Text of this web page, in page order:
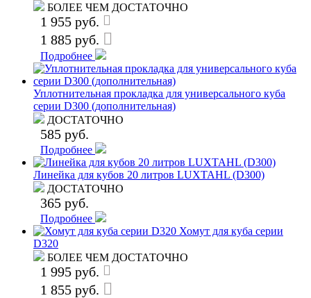
БОЛЕЕ ЧЕМ ДОСТАТОЧНО
1 955 руб.
1 885 руб.
Подробнее
Уплотнительная прокладка для универсального куба
серии D300 (дополнительная)
ДОСТАТОЧНО
585 руб.
Подробнее
Линейка для кубов 20 литров LUXTAHL (D300)
ДОСТАТОЧНО
365 руб.
Подробнее
Хомут для куба серии
D320
БОЛЕЕ ЧЕМ ДОСТАТОЧНО
1 995 руб.
1 855 руб.